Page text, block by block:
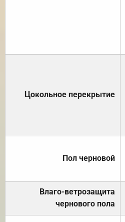
Цокольное перекрытие
Пол черновой
Влаго-ветрозащита
чернового пола